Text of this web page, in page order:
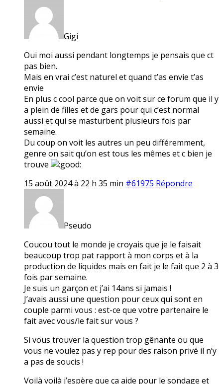
Gigi
Oui moi aussi pendant longtemps je pensais que ct
pas bien.
Mais en vrai c’est naturel et quand t’as envie t’as
envie
En plus c cool parce que on voit sur ce forum que il y
a plein de filles et de gars pour qui c’est normal
aussi et qui se masturbent plusieurs fois par
semaine.
Du coup on voit les autres un peu différemment,
genre on sait qu’on est tous les mêmes et c bien je
trouve
15 août 2024 à 22 h 35 min #61975 Répondre
Pseudo
Coucou tout le monde je croyais que je le faisait
beaucoup trop pat rapport à mon corps et à la
production de liquides mais en fait je le fait que 2 à 3
fois par semaine.
Je suis un garçon et j’ai 14ans si jamais !
J’avais aussi une question pour ceux qui sont en
couple parmi vous : est-ce que votre partenaire le
fait avec vous/le fait sur vous ?
Si vous trouver la question trop gênante ou que
vous ne voulez pas y rep pour des raison privé il n’y
a pas de soucis !
Voilà voilà j’espère que ça aide pour le sondage et